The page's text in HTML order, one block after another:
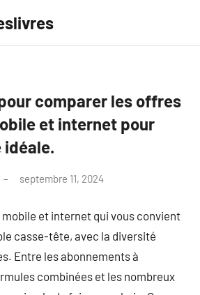
comparer les offres
et internet pour
idéale.
septembre 11, 2024
mobile et internet qui vous convient
casse-tête, avec la diversité
Entre les abonnements à
combinées et les nombreux